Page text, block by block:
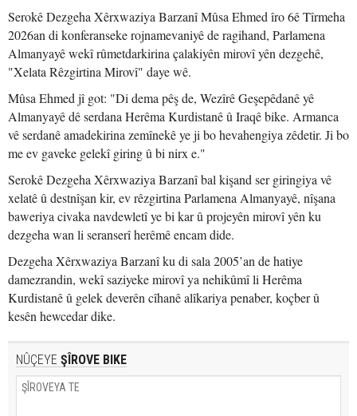
Serokê Dezgeha Xêrxwaziya Barzanî Mûsa Ehmed îro 6ê Tîrmeha
2026an di konferanseke rojnamevaniyê de ragihand, Parlamena
Almanyayê wekî rûmetdarkirina çalakiyên mirovî yên dezgehê,
"Xelata Rêzgirtina Mirovî" daye wê.
Mûsa Ehmed jî got: "Di dema pêş de, Wezîrê Geşepêdanê yê
Almanyayê dê serdana Herêma Kurdistanê û Iraqê bike. Armanca
vê serdanê amadekirina zemînekê ye ji bo hevahengiya zêdetir. Ji bo
me ev gaveke gelekî giring û bi nirx e."
Serokê Dezgeha Xêrxwaziya Barzanî bal kişand ser giringiya vê
xelatê û destnîşan kir, ev rêzgirtina Parlamena Almanyayê, nîşana
baweriya civaka navdewletî ye bi kar û projeyên mirovî yên ku
dezgeha wan li seranserî herêmê encam dide.
Dezgeha Xêrxwaziya Barzanî ku di sala 2005’an de hatiye
damezrandin, wekî saziyeke mirovî ya nehikûmî li Herêma
Kurdistanê û gelek deverên cîhanê alîkariya penaber, koçber û
kesên hewcedar dike.
NÛÇEYE ŞÎROVE BIKE